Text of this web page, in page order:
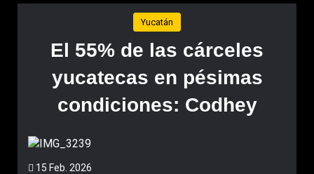
Yucatán
El 55% de las cárceles
yucatecas en pésimas
condiciones: Codhey
15 Feb. 2026